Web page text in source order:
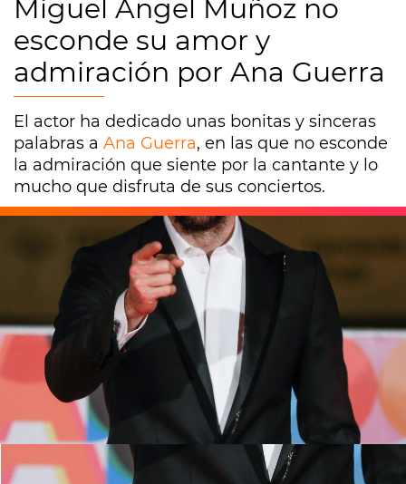
Miguel Ángel Muñoz no
esconde su amor y
admiración por Ana Guerra
El actor ha dedicado unas bonitas y sinceras
palabras a Ana Guerra, en las que no esconde
la admiración que siente por la cantante y lo
mucho que disfruta de sus conciertos.